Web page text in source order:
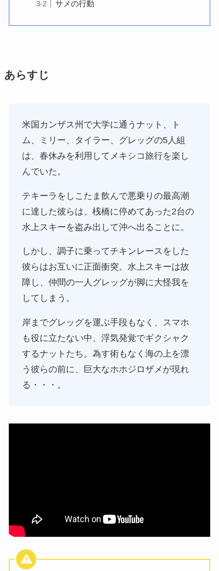
サメの行動
あらすじ
米国カンザス州で大学に通うナット、ト
ム、ミリー、タイラー、グレッグの5人組
は、春休みを利用してメキシコ旅行を楽し
んでいた。
テキーラをしこたま飲んで悪乗りの最高潮
に達した彼らは、桟橋に停めてあった2台の
水上スキーを盗み出して沖へ出ることに。
しかし、調子に乗ってチキンレースをした
彼らはお互いに正面衝突。水上スキーは故
障し、仲間の一人グレッグが脚に大怪我を
してしまう。
岸までグレッグを運ぶ手段もなく、スマホ
も役に立たない中、浮気発覚でギクシャク
するナットたち。為す術もなく海の上を漂
う彼らの前に、巨大なホホジロザメが現れ
る・・・。